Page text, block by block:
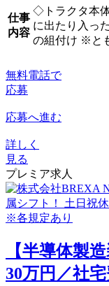
仕事
内容
◇トラクタ本
に出たり入っ
の組付け ※と
無料電話で
応募
応募へ進む
詳しく
見る
プレミア求人
【半導体製
30万円／社